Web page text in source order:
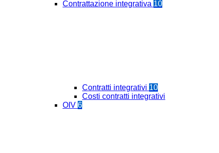
Contrattazione integrativa 10
Contratti integrativi 10
Costi contratti integrativi
OIV 6